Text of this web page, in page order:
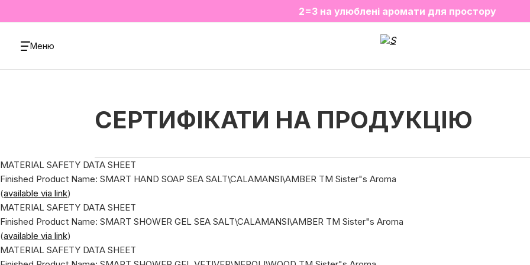
2=3 на улюблені аромати для простору
SALE до -20%✨
❤️ Парфуми Sugar Porn 50 мл знову в наявності
Новинки✨
Меню
СЕРТИФІКАТИ НА ПРОДУКЦІЮ
MATERIAL SAFETY DATA SHEET
Finished Product Name: SMART HAND SOAP SEA SALT\CALAMANSI\AMBER ТМ Sister"s Aroma
(available via link)
MATERIAL SAFETY DATA SHEET
Finished Product Name: SMART SHOWER GEL SEA SALT\CALAMANSI\AMBER ТМ Sister"s Aroma
(available via link)
MATERIAL SAFETY DATA SHEET